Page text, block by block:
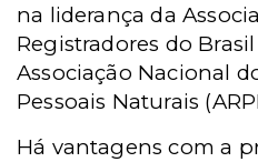
na liderança da
Registradores do Brasil
Associação Nacional
Pessoais Naturais
Há vantagens com a